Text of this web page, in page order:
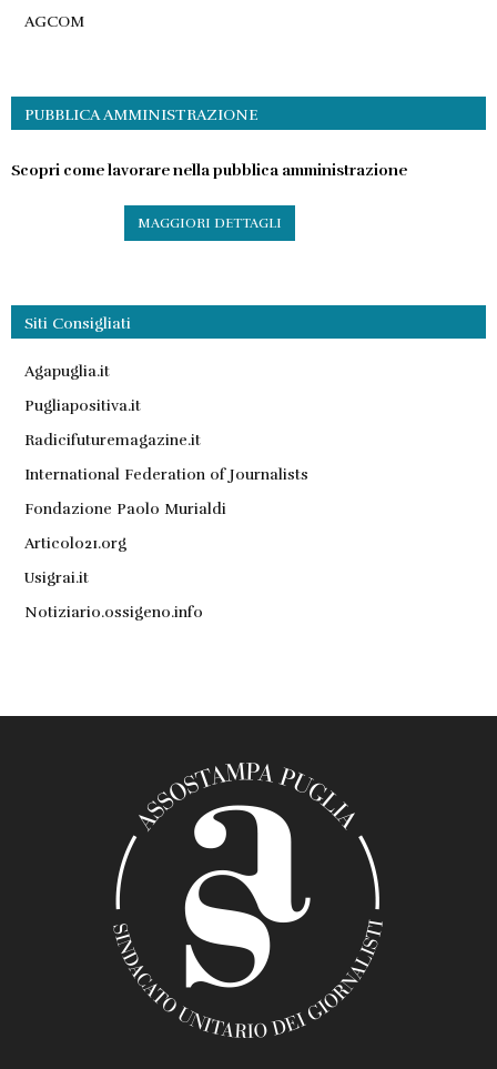
AGCOM
PUBBLICA AMMINISTRAZIONE
Scopri come lavorare nella pubblica amministrazione
MAGGIORI DETTAGLI
Siti Consigliati
Agapuglia.it
Pugliapositiva.it
Radicifuturemagazine.it
International Federation of Journalists
Fondazione Paolo Murialdi
Articolo21.org
Usigrai.it
Notiziario.ossigeno.info